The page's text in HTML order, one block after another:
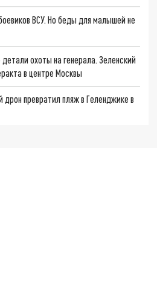
ВСУ. Но беды для малышей не
охоты на генерала. Зеленский
в центре Москвы
превратил пляж в Геленджике в